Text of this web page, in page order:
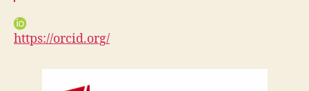
https://orcid.org/